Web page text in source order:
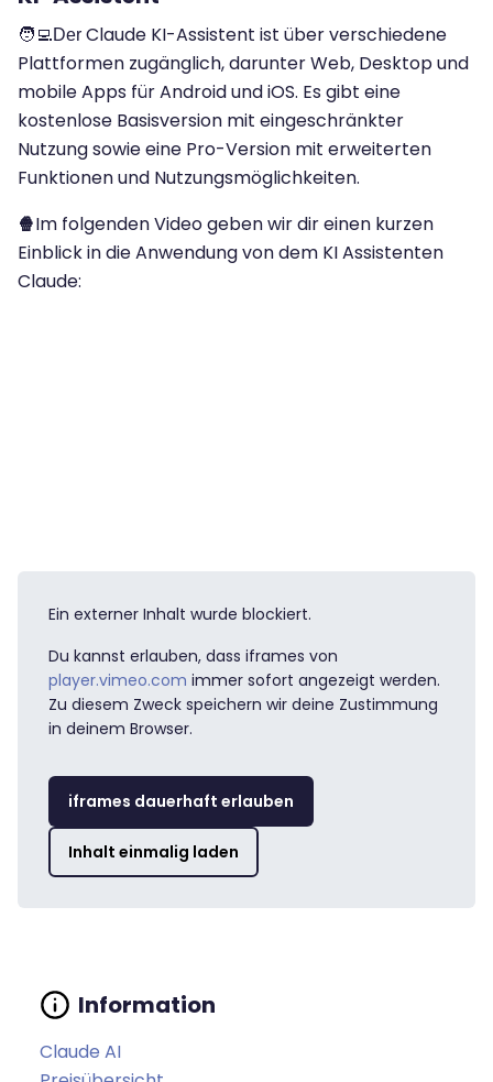
🧑‍💻Der Claude KI-Assistent ist über verschiedene
Plattformen zugänglich, darunter Web, Desktop und
mobile Apps für Android und iOS. Es gibt eine
kostenlose Basisversion mit eingeschränkter
Nutzung sowie eine Pro-Version mit erweiterten
Funktionen und Nutzungsmöglichkeiten.
🍿Im folgenden Video geben wir dir einen kurzen
Einblick in die Anwendung von dem KI Assistenten
Claude:
Ein externer Inhalt wurde blockiert.
Du kannst erlauben, dass iframes von
player.vimeo.com immer sofort angezeigt werden.
Zu diesem Zweck speichern wir deine Zustimmung
in deinem Browser.
iframes dauerhaft erlauben
Inhalt einmalig laden
Claude AI